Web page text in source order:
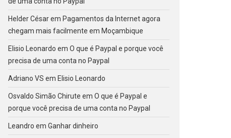
Helder Césarem Pagamentos da Internet agora
chegam mais facilmente em Moçambique
Elisio Leonardo em O que é Paypal e porque você
precisa de uma conta no Paypal
Adriano VS em Elisio Leonardo
Osvaldo Simão Chirute em O que é Paypal e
porque você precisa de uma conta no Paypal
Leandro em Ganhar dinheiro